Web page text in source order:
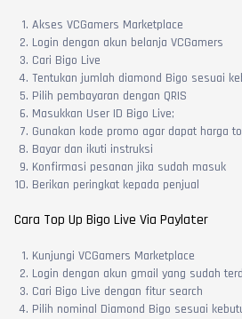
Akses VCGamers Marketplace
Login dengan akun belanja VCGamers
Cari Bigo Live
Tentukan jumlah diamond Bigo sesuai
Pilih pembayaran dengan QRIS
Masukkan User ID Bigo Live;
Gunakan kode promo agar dapat harga
Bayar dan ikuti instruksi
Konfirmasi pesanan jika sudah masuk
Berikan peringkat kepada penjual
Cara Top Up Bigo Live Via Paylater
Kunjungi VCGamers Marketplace
Login dengan akun gmail yang sudah
Cari Bigo Live dengan fitur search
Pilih nominal Diamond Bigo sesuai